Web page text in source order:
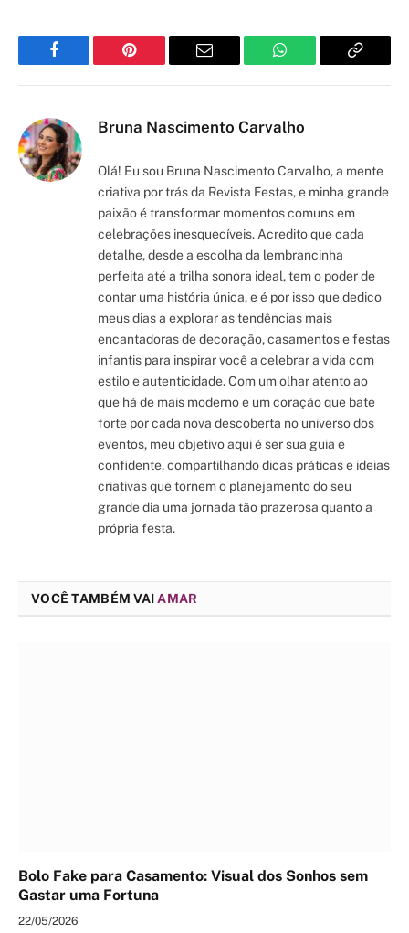
Facebook Pinterest Email WhatsApp Copy
Bruna Nascimento Carvalho
Olá! Eu sou Bruna Nascimento Carvalho, a mente
criativa por trás da Revista Festas, e minha grande
paixão é transformar momentos comuns em
celebrações inesquecíveis. Acredito que cada
detalhe, desde a escolha da lembrancinha
perfeita até a trilha sonora ideal, tem o poder de
contar uma história única, e é por isso que dedico
meus dias a explorar as tendências mais
encantadoras de decoração, casamentos e festas
infantis para inspirar você a celebrar a vida com
estilo e autenticidade. Com um olhar atento ao
que há de mais moderno e um coração que bate
forte por cada nova descoberta no universo dos
eventos, meu objetivo aqui é ser sua guia e
confidente, compartilhando dicas práticas e ideias
criativas que tornem o planejamento do seu
grande dia uma jornada tão prazerosa quanto a
própria festa.
VOCÊ TAMBÉM VAI AMAR
Bolo Fake para Casamento: Visual dos Sonhos sem
Gastar uma Fortuna
22/05/2026